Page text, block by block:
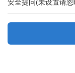
安全提问(未设置请忽